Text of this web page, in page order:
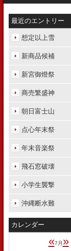
最近のエントリー
想定以上雪
新商品候補
新宮御燈祭
商売繁盛神
朝日富士山
点心年末祭
年末音楽祭
飛石窓破壊
小学生襲撃
沖縄断水難
カレンダー
«7月 »